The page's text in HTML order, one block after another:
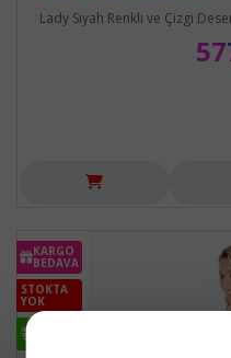
Lady Siyah Renkli ve Çizgi
KARGO
BEDAVA
STOKTA
YOK